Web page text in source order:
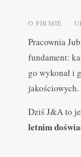
O FIRMIE ·
Pracownia
fundament:
go wykonał i
jakościowych.
Dziś J&A to
letnim